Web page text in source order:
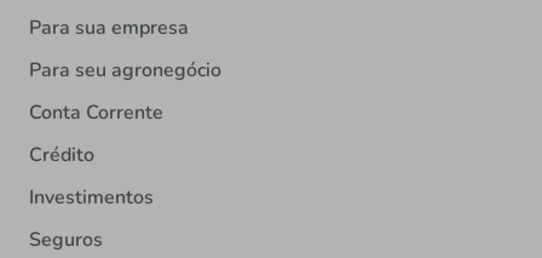
Para sua empresa
Para seu agronegócio
Conta Corrente
Crédito
Investimentos
Seguros